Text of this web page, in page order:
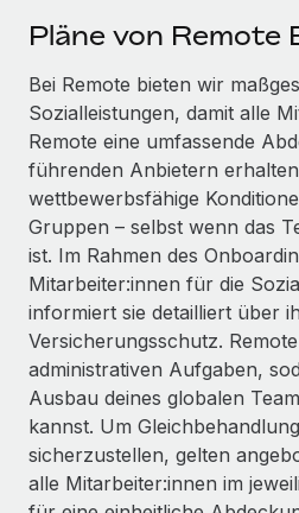
DIENSTLEISTUNGEN
Frag unsere Expert:innen
Hilfe von Expert:innen für
Background-Checks
Einfacheres Bewerber:innen-
Compliance Watchtower
Lückenlose Compliance
Geräteverwaltung
Globale Bereitstellung und
Geräten
Gründung von
Schnelle, rechtssichere
Entdecke die Möglichkeiten
Remote Build
Demnächst
Beratung zu Integrationen und
FALLSTUDIEN
So hat der KI-Vorreiter
Remote um 120 %
Weaviate auf einen Blick
Open-Source-Infrastrukturen.
Mehr erfahren
Strategische
Reverse Tech und
Newsroom
Informationen zu Gehältern
Insights Center
Hol dir Unterstützung
Alle Ressourcen anzeigen
BLOG
Globale Payroll
EOR und PEO
Contractor Management
Steuern
Pläne von Remote
Bei Remote bieten wir
Sozialleistungen, damit alle
Remote eine umfassende
führenden Anbietern
wettbewerbsfähige
Gruppen – selbst wenn das
ist. Im Rahmen des
Mitarbeiter:innen für die
informiert sie detailliert über
Versicherungsschutz.
administrativen Aufgaben,
Ausbau deines globalen
kannst. Um
sicherzustellen, gelten
alle Mitarbeiter:innen im